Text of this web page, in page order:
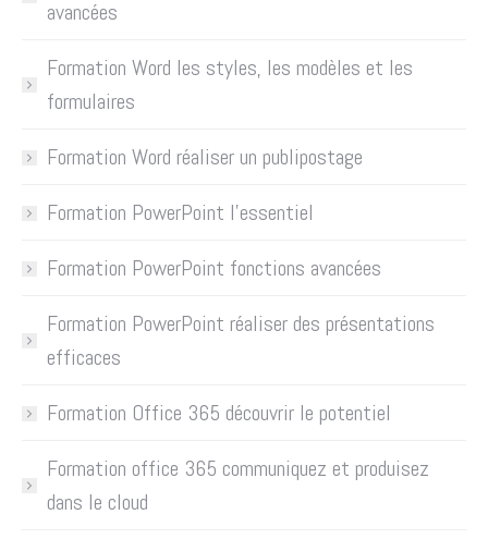
avancées
Formation Word les styles, les modèles et les
formulaires
Formation Word réaliser un publipostage
Formation PowerPoint l’essentiel
Formation PowerPoint fonctions avancées
Formation PowerPoint réaliser des présentations
efficaces
Formation Office 365 découvrir le potentiel
Formation office 365 communiquez et produisez
dans le cloud